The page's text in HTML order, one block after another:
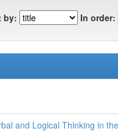
by: In order:
and Logical Thinking in